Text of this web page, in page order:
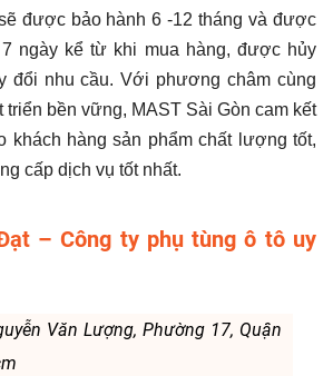
được bảo hành 6 -12 tháng và được
ngày kể từ khi mua hàng, được hủy
đổi nhu cầu. Với phương châm cùng
triển bền vững, MAST Sài Gòn cam kết
khách hàng sản phẩm chất lượng tốt,
cấp dịch vụ tốt nhất.
– Công ty phụ tùng ô tô uy
Văn Lượng, Phường 17, Quận